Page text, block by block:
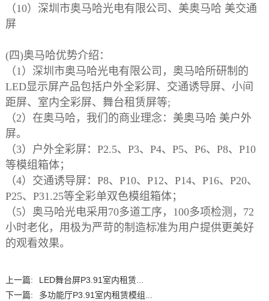
（10）深圳市奥马哈光电有限公司、美奥马哈 美交通
屏
(四)奥马哈优势介绍：
（1）深圳市奥马哈光电有限公司，奥马哈所研制的
LED显示屏产品包括户外全彩屏、交通诱导屏、小间
距屏、室内全彩屏、舞台租赁屏等;
（2）在奥马哈，我们的商业理念：美奥马哈 美户外
屏。
（3）户外全彩屏：P2.5、P3、P4、P5、P6、P8、P10
等模组箱体；
（4）交通诱导屏：P8、P10、P12、P14、P16、P20、
P25、P31.25等全彩单双色模组箱体；
（5）奥马哈光电采用70多道工序，100多项检测，72
小时老化，用极为严苛的制造标准为用户提供更美好
的观看效果。
上一篇:
LED舞台屏P3.91室内租赁...
下一篇:
多功能厅P3.91室内租赁模组...